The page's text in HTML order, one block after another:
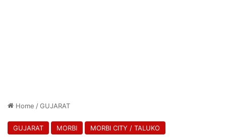
Home /GUJARAT
GUJARAT MORBI MORBI CITY / TALUKO